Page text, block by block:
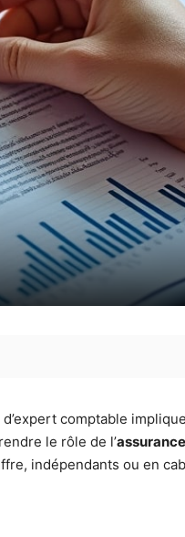
comptable
le rôle de l’
indépendants ou en